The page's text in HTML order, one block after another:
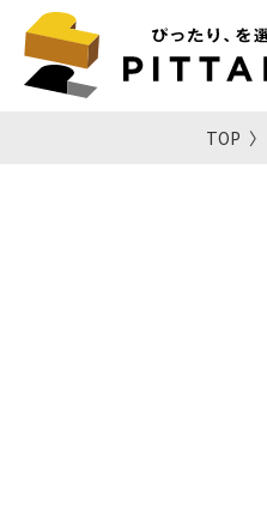
TOP